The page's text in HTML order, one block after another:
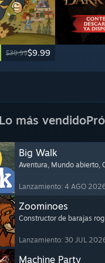
$39.99$9.99
Lo más vendido
Big Walk
Aventura, Mundo abierto,
Lanzamiento: 4 AGO
Zoominoes
Constructor de barajas
Lanzamiento: 30 JUL
Machine Party